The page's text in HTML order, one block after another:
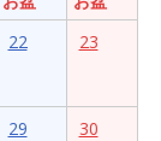
22 23
29 30